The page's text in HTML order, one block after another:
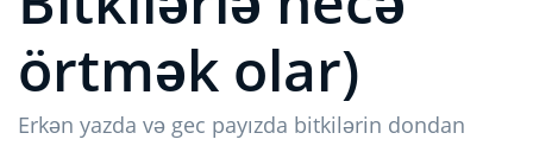
örtmək olar)
Erkən yazda və gec payızda bitkilərin dondan